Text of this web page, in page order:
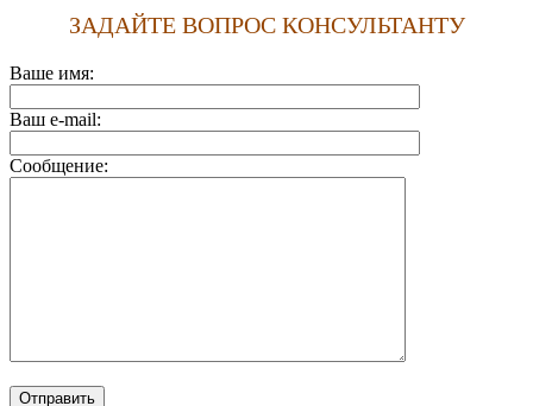
ЗАДАЙТЕ ВОПРОС КОНСУЛЬТАНТУ
Ваше имя:
Ваш e-mail:
Сообщение: